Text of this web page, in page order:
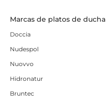
Marcas de platos de ducha
Doccia
Nudespol
Nuovvo
Hidronatur
Bruntec